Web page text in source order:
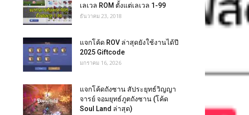
เลเวล ROM ตั้งแต่เลเวล 1-99
ธันวาคม 23, 2018
แจกโค้ด ROV ล่าสุดยังใช้งานได้ปี
2025 Giftcode
มกราคม 16, 2026
แจกโค้ดถังซาน สัประยุทธ์วิญญา
จารย์ จอมยุทธ์ภูตถังซาน (โค้ด
Soul Land ล่าสุด)